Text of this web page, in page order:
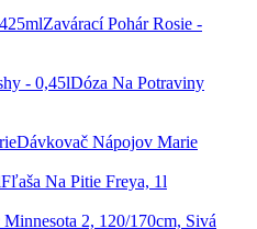
Zavárací Pohár Rosie -
Dóza Na Potraviny
Dávkovač Nápojov Marie
Fľaša Na Pitie Freya, 1l